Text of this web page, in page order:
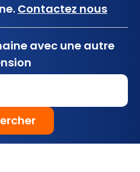
Contactez nous
avec une autre